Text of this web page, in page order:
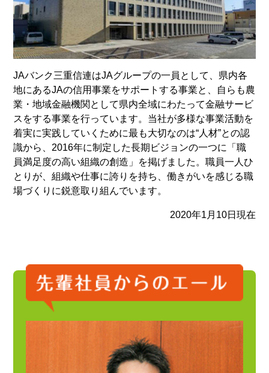
JAバンク三重信連はJAグループの一員として、県内各
地にあるJAの信用事業をサポートする事業と、自らも農
業・地域金融機関として県内全域にわたって金融サービ
スをする事業を行っています。当社が多様な事業活動を
着実に実践していくために最も大切なのは“人材”との認
識から、2016年に制定した長期ビジョンの一つに「職
員満足度の高い組織の創造」を掲げました。職員一人ひ
とりが、組織や仕事に誇りを持ち、働きがいを感じる職
場づくりに鋭意取り組んでいます。
2020年1月10日現在